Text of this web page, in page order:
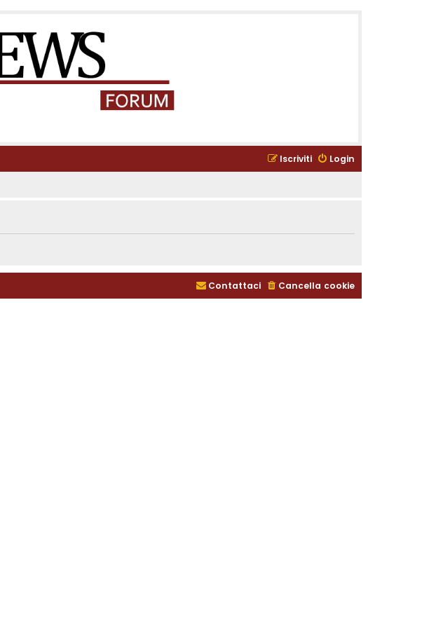
Login
Iscriviti
Cancella cookie
Contattaci